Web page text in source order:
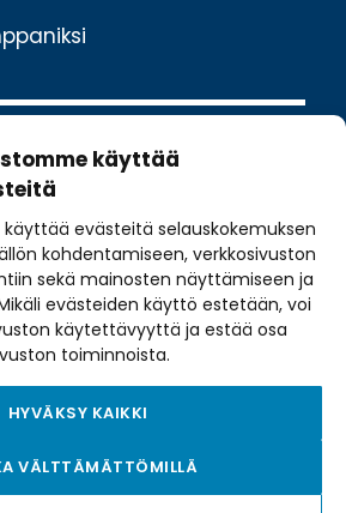
käyttää
evästeitä selauskokemuksen
kohdentamiseen, verkkosivuston
sekä mainosten näyttämiseen ja
evästeiden käyttö estetään, voi
käytettävyyttä ja estää osa
toiminnoista.
HYVÄKSY KAIKKI
VÄLTTÄMÄTTÖMILLÄ
Valimotie 10
00380 Helsinki
50 516 9590